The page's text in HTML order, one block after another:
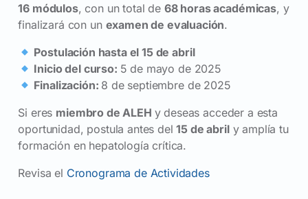
16 módulos, con un total de 68 horas académicas, y
finalizará con un examen de evaluación.
Postulación hasta el 15 de abril
Inicio del curso: 5 de mayo de 2025
Finalización: 8 de septiembre de 2025
Si eres miembro de ALEH y deseas acceder a esta
oportunidad, postula antes del15 de abrily amplía tu
formación en hepatología crítica.
Revisa el Cronograma de Actividades